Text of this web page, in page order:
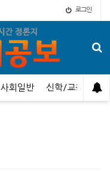
로그인
사회일반 신학/교육 오